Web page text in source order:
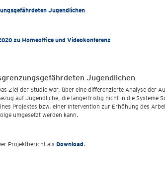
Jugendlichen
zu Homeoffice und Videokonferenz
Jugendlichen
Ziel der Studie war, über eine differenzierte Analyse der
auf Jugendliche, die längerfristig nicht in die Systeme
Projektes bzw. einer Intervention zur Erhöhung des
umgesetzt werden kann.
Projektbericht als Download.